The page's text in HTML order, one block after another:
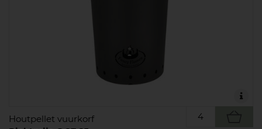
Houtpellet vuurkorf